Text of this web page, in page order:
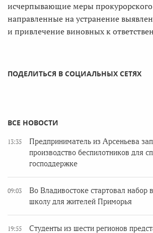
исчерпывающие меры прокурорского
направленные на устранение
и привлечение виновных к
ПОДЕЛИТЬСЯ В СОЦИАЛЬНЫХ СЕТЯХ
ВСЕ НОВОСТИ
13:35
Предприниматель из Арсеньева
производство беспилотников для
господдержке
09:03
Во Владивостоке стартовал набор
школу для жителей Приморья
19:55
Студенты из шести регионов